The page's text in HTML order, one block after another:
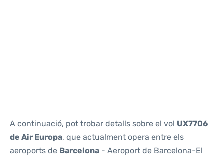
A continuació, pot trobar detalls sobre el vol UX7706
de Air Europa, que actualment opera entre els
aeroports de Barcelona - Aeroport de Barcelona-El